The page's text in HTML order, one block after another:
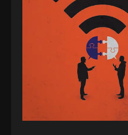
زهرا فکرانه، فائزه فتحی
مانی لطفی زاده
ثابت